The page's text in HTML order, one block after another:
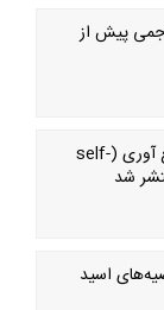
پیش از
راهنمای جدید برای انجام خود جمع آوری (self-
اسید